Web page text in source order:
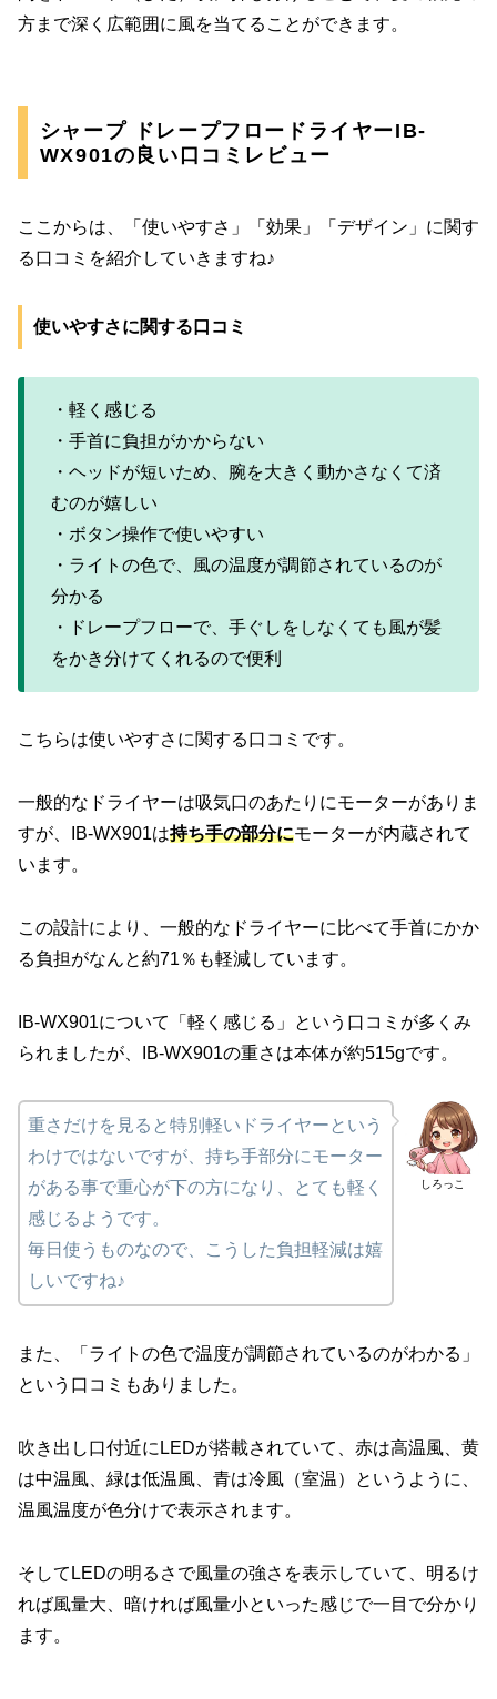
方まで深く広範囲に風を当てることができます。
シャープ ドレープフロードライヤーIB-
WX901の良い口コミレビュー
ここからは、「使いやすさ」「効果」「デザイン」に関す
る口コミを紹介していきますね♪
使いやすさに関する口コミ
・軽く感じる
・手首に負担がかからない
・ヘッドが短いため、腕を大きく動かさなくて済
むのが嬉しい
・ボタン操作で使いやすい
・ライトの色で、風の温度が調節されているのが
分かる
・ドレープフローで、手ぐしをしなくても風が髪
をかき分けてくれるので便利
こちらは使いやすさに関する口コミです。
一般的なドライヤーは吸気口のあたりにモーターがありま
すが、IB-WX901は持ち手の部分にモーターが内蔵されて
います。
この設計により、一般的なドライヤーに比べて手首にかか
る負担がなんと約71％も軽減しています。
IB-WX901について「軽く感じる」という口コミが多くみ
られましたが、IB-WX901の重さは本体が約515gです。
しろっこ
重さだけを見ると特別軽いドライヤーという
わけではないですが、持ち手部分にモーター
がある事で重心が下の方になり、とても軽く
感じるようです。
毎日使うものなので、こうした負担軽減は嬉
しいですね♪
また、「ライトの色で温度が調節されているのがわかる」
という口コミもありました。
吹き出し口付近にLEDが搭載されていて、赤は高温風、黄
は中温風、緑は低温風、青は冷風（室温）というように、
温風温度が色分けで表示されます。
そしてLEDの明るさで風量の強さを表示していて、明るけ
れば風量大、暗ければ風量小といった感じで一目で分かり
ます。